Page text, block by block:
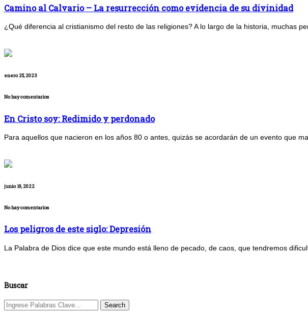
Camino al Calvario – La resurrección como evidencia de su divinidad
¿Qué diferencia al cristianismo del resto de las religiones? A lo largo de la historia, muchas
enero 25, 2023
No hay comentarios
En Cristo soy: Redimido y perdonado
Para aquellos que nacieron en los años 80 o antes, quizás se acordarán de un evento que
junio 19, 2022
No hay comentarios
Los peligros de este siglo: Depresión
La Palabra de Dios dice que este mundo está lleno de pecado, de caos, que tendremos
Buscar